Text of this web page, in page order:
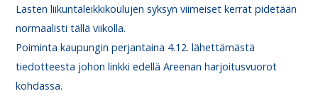
Lasten liikuntaleikkikoulujen syksyn viimeiset kerrat pidetään
normaalisti tällä viikolla.
Poiminta kaupungin perjantaina 4.12. lähettämästä
tiedotteesta johon linkki edellä Areenan harjoitusvuorot
kohdassa.